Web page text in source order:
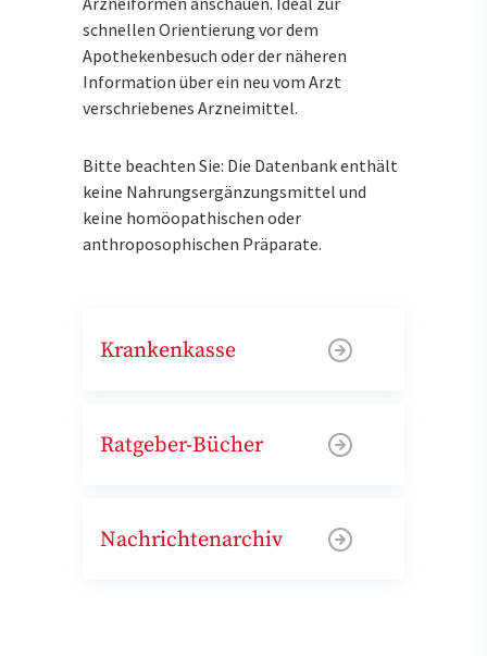
schnellen Orientierung vor dem
Apothekenbesuch oder der näheren
Information über ein neu vom Arzt
verschriebenes Arzneimittel.
Bitte beachten Sie: Die Datenbank enthält
keine Nahrungsergänzungsmittel und
keine homöopathischen oder
anthroposophischen Präparate.
Krankenkasse
Ratgeber-Bücher
Nachrichtenarchiv